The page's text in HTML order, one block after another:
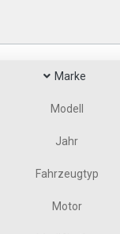
Marke
Modell
Jahr
Fahrzeugtyp
Motor